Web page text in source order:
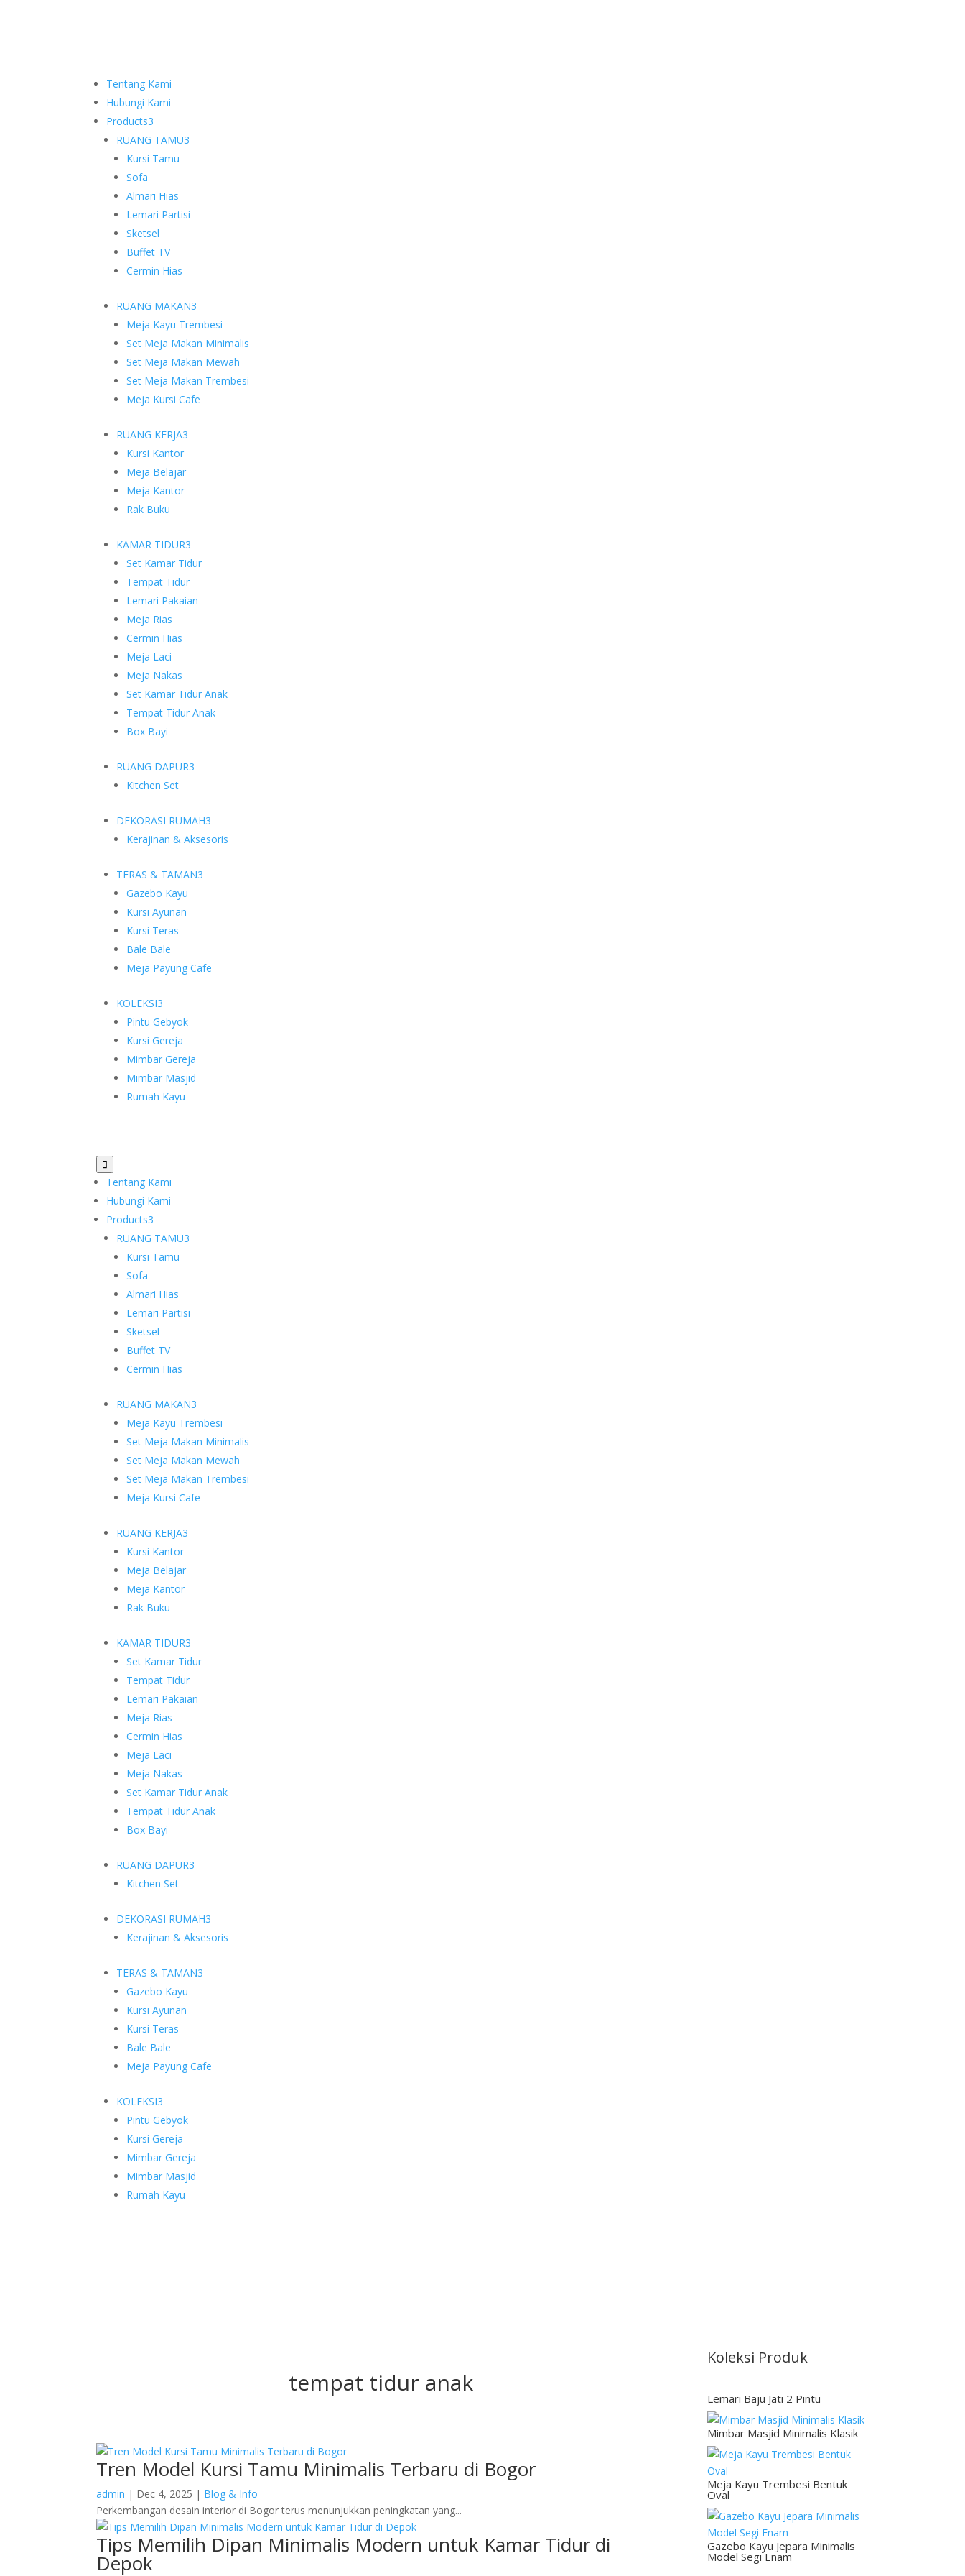
Tentang Kami
Hubungi Kami
Products3
RUANG TAMU3
Kursi Tamu
Sofa
Almari Hias
Lemari Partisi
Sketsel
Buffet TV
Cermin Hias
RUANG MAKAN3
Meja Kayu Trembesi
Set Meja Makan Minimalis
Set Meja Makan Mewah
Set Meja Makan Trembesi
Meja Kursi Cafe
RUANG KERJA3
Kursi Kantor
Meja Belajar
Meja Kantor
Rak Buku
KAMAR TIDUR3
Set Kamar Tidur
Tempat Tidur
Lemari Pakaian
Meja Rias
Cermin Hias
Meja Laci
Meja Nakas
Set Kamar Tidur Anak
Tempat Tidur Anak
Box Bayi
RUANG DAPUR3
Kitchen Set
DEKORASI RUMAH3
Kerajinan & Aksesoris
TERAS & TAMAN3
Gazebo Kayu
Kursi Ayunan
Kursi Teras
Bale Bale
Meja Payung Cafe
KOLEKSI3
Pintu Gebyok
Kursi Gereja
Mimbar Gereja
Mimbar Masjid
Rumah Kayu

Tentang Kami
Hubungi Kami
Products3
RUANG TAMU3
Kursi Tamu
Sofa
Almari Hias
Lemari Partisi
Sketsel
Buffet TV
Cermin Hias
RUANG MAKAN3
Meja Kayu Trembesi
Set Meja Makan Minimalis
Set Meja Makan Mewah
Set Meja Makan Trembesi
Meja Kursi Cafe
RUANG KERJA3
Kursi Kantor
Meja Belajar
Meja Kantor
Rak Buku
KAMAR TIDUR3
Set Kamar Tidur
Tempat Tidur
Lemari Pakaian
Meja Rias
Cermin Hias
Meja Laci
Meja Nakas
Set Kamar Tidur Anak
Tempat Tidur Anak
Box Bayi
RUANG DAPUR3
Kitchen Set
DEKORASI RUMAH3
Kerajinan & Aksesoris
TERAS & TAMAN3
Gazebo Kayu
Kursi Ayunan
Kursi Teras
Bale Bale
Meja Payung Cafe
KOLEKSI3
Pintu Gebyok
Kursi Gereja
Mimbar Gereja
Mimbar Masjid
Rumah Kayu
tempat tidur anak
Tren Model Kursi Tamu Minimalis Terbaru di Bogor
admin | Dec 4, 2025 | Blog & Info
Perkembangan desain interior di Bogor terus menunjukkan peningkatan yang...
Tips Memilih Dipan Minimalis Modern untuk Kamar Tidur di
Depok
Koleksi Produk
Lemari Baju Jati 2 Pintu
Mimbar Masjid Minimalis Klasik
Meja Kayu Trembesi Bentuk
Oval
Gazebo Kayu Jepara Minimalis
Model Segi Enam